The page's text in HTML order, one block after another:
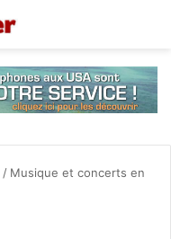
/ Musique et concerts en